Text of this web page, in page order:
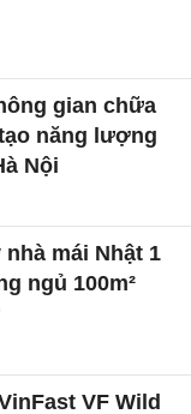
gian chữa
năng lượng
Nội
mái Nhật 1
ngủ 100m²
VF Wild